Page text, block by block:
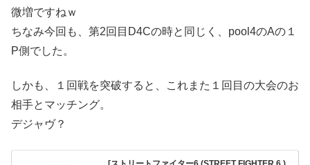
微増ですねｗ
ちなみ今回も、第2回目D4Cの時と同じく、pool4のAの１
P側でした。
しかも、１回戦を突破すると、これまた１回目の大会のお
相手とマッチング。
デジャヴ？